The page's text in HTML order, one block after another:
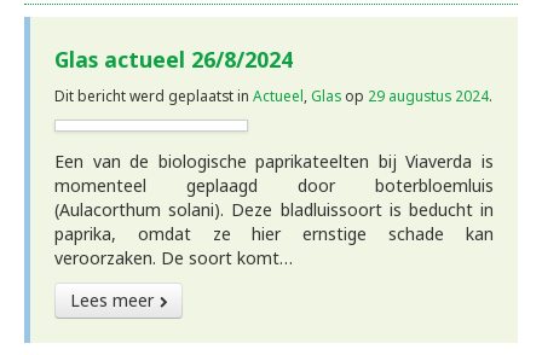
Glas actueel 26/8/2024
Dit bericht werd geplaatst in Actueel,Glas op 29 augustus 2024.
Een van de biologische paprikateelten bij Viaverda is
momenteel geplaagd door boterbloemluis
(Aulacorthum solani). Deze bladluissoort is beducht in
paprika, omdat ze hier ernstige schade kan
veroorzaken. De soort komt…
Lees meer